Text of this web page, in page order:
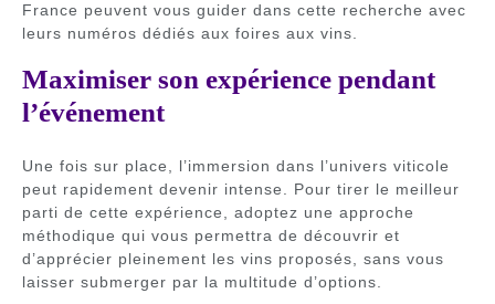
France peuvent vous guider dans cette recherche avec
leurs numéros dédiés aux foires aux vins.
Maximiser son expérience pendant
l’événement
Une fois sur place, l’immersion dans l’univers viticole
peut rapidement devenir intense. Pour tirer le meilleur
parti de cette expérience, adoptez une approche
méthodique qui vous permettra de découvrir et
d’apprécier pleinement les vins proposés, sans vous
laisser submerger par la multitude d’options.